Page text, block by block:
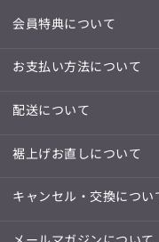
会員特典について
お支払い方法について
配送について
裾上げお直しについて
キャンセル・交換につい